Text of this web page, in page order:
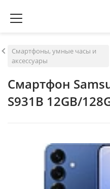
Смартфоны, умные часы и
аксессуары
Смартфон
S931B 12GB/